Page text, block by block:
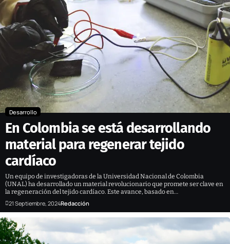
Desarrollo
En Colombia se está desarrollando
material para regenerar tejido
cardíaco
Un equipo de investigadoras de la Universidad Nacional de Colombia
(UNAL) ha desarrollado un material revolucionario que promete ser clave en
la regeneración del tejido cardíaco. Este avance, basado en…
21 Septiembre, 2024Redacción